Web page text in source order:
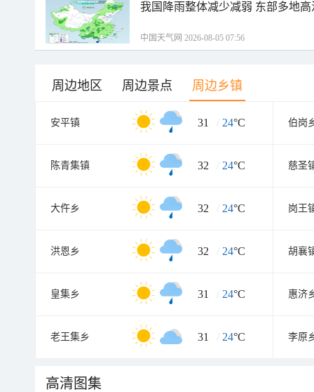
我国降雨整体减少减弱 东部多地
中国天气网 2026-08-05 07:56
周边地区 周边景点 周边乡镇
安平镇 31 / 24°C 伯岗
陈青集镇 32 / 24°C 慈圣
大仵乡 32 / 24°C 岗王
洪恩乡 32 / 24°C 胡襄
皇集乡 31 / 24°C 惠济
老王集乡 31 / 24°C 李原
高清图集